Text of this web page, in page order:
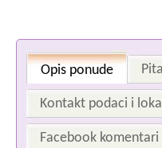
Opis ponude
Kontakt podaci i
Facebook komentari